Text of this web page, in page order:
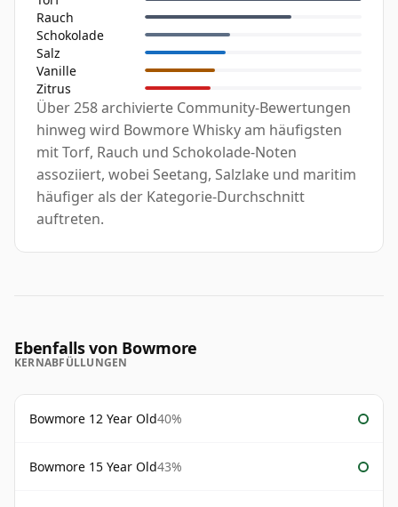
Rauch
Schokolade
Salz
Vanille
Zitrus
Über 258 archivierte Community-Bewertungen
hinweg wird Bowmore Whisky am häufigsten
mit Torf, Rauch und Schokolade-Noten
assoziiert, wobei Seetang, Salzlake und maritim
häufiger als der Kategorie-Durchschnitt
auftreten.
Ebenfalls von Bowmore
KERNABFÜLLUNGEN
Bowmore 12 Year Old40%
Bowmore 15 Year Old43%